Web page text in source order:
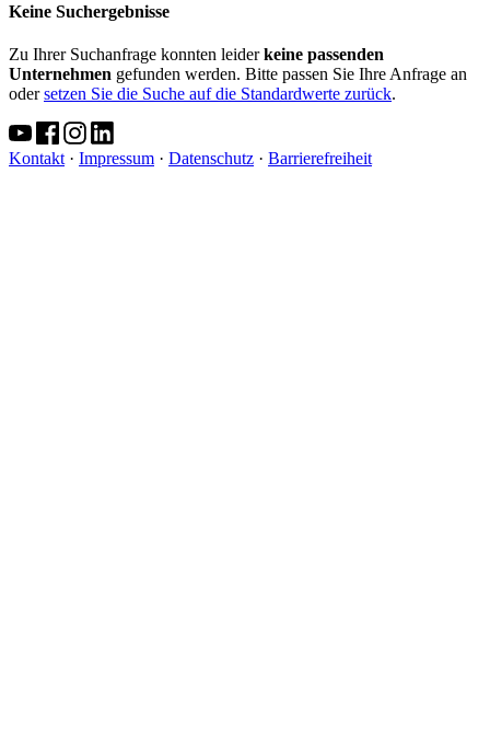
Keine Suchergebnisse
Zu Ihrer Suchanfrage konnten leiderkeine passenden
Unternehmen gefunden werden. Bitte passen Sie Ihre Anfrage an
odersetzen Sie die Suche auf die Standardwerte zurück.
Kontakt · Impressum · Datenschutz · Barrierefreiheit